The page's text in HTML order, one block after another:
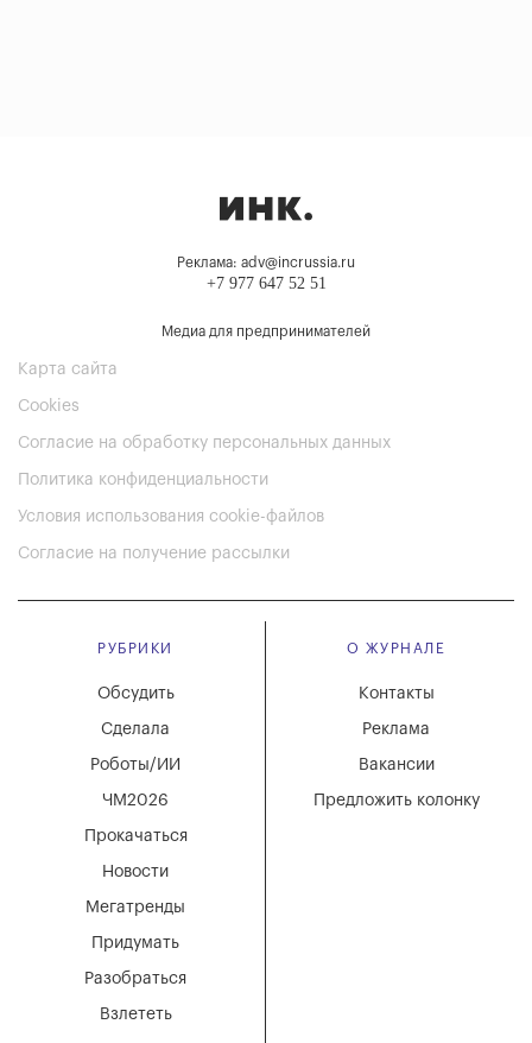
Реклама: adv@incrussia.ru
+7 977 647 52 51
Медиа для предпринимателей
Карта сайта
Cookies
Согласие на обработку персональных данных
Политика конфиденциальности
Условия использования cookie-файлов
Согласие на получение рассылки
РУБРИКИ
Мегатренды
Придумать
Разобраться
Взлететь
Новости
Обсудить
Сделала
Роботы/ИИ
ЧМ2026
Прокачаться
О ЖУРНАЛЕ
Вакансии
Реклама
Контакты
Предложить колонку